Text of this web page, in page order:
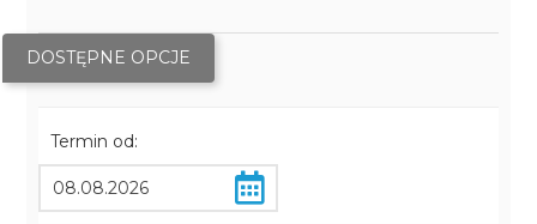
DOSTĘPNE OPCJE
Termin od: